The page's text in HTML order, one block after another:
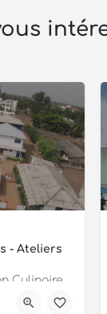
- Ateliers